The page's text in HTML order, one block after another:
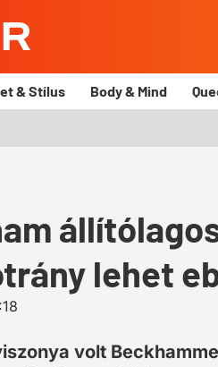
& Stílus Body & Mind
lehet
volt